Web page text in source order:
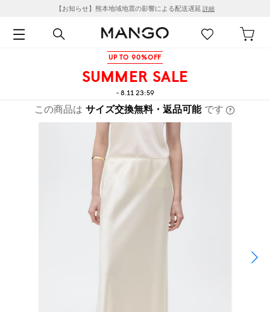
【お知らせ】熊本地域地震の影響による配送遅延 詳細
UP TO 90%OFF
SUMMER SALE
- 8.11 23:59
この商品は サイズ交換無料・返品可能 です